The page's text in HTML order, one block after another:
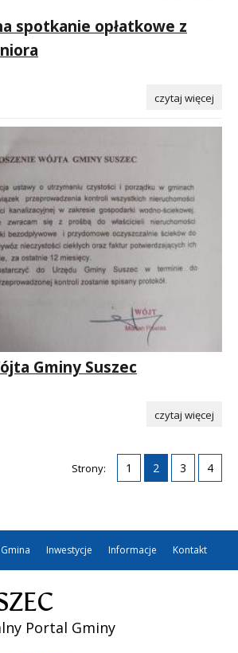
spotkanie opłatkowe z
czytaj więcej
Gminy Suszec
czytaj więcej
Strony: 1 2 3 4
Gmina Inwestycje Informacje Kontakt
Portal Gminy